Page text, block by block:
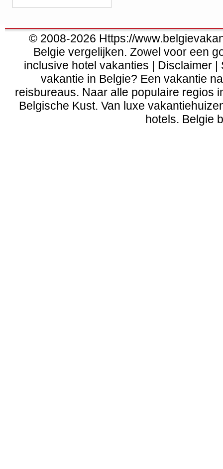
© 2008-2026 Https://
Belgie vergelijken. Zowel voor een
inclusive hotel vakanties | Disclaimer |
vakantie in Belgie? Een vakantie
reisbureaus. Naar alle populaire regios
Belgische Kust. Van luxe
hotels. Belgie